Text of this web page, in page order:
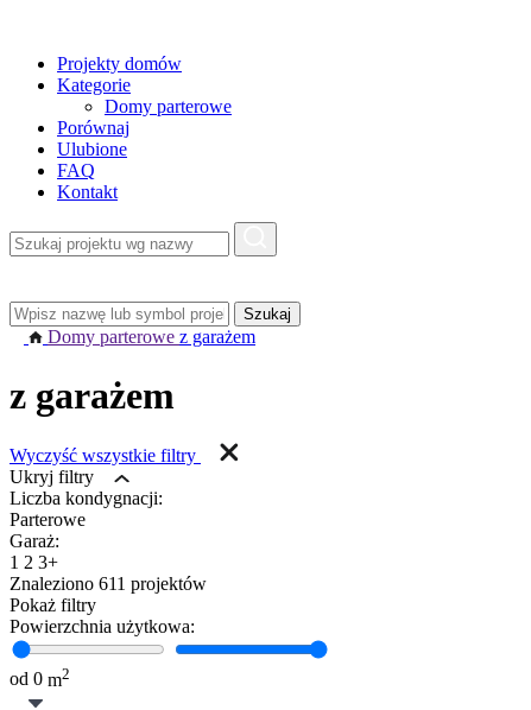
Projekty domów
Kategorie
Domy parterowe
Porównaj
Ulubione
FAQ
Kontakt
Domy parterowe z garażem
z garażem
Wyczyść wszystkie filtry
Ukryj filtry
Liczba kondygnacji:
Parterowe
Garaż:
1 2 3+
Znaleziono 611 projektów
Pokaż filtry
Powierzchnia użytkowa:
od 0 m2